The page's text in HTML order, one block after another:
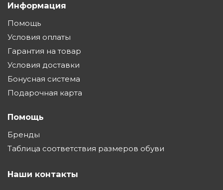
Информация
Помощь
Условия оплаты
Гарантия на товар
Условия доставки
Бонусная система
Подарочная карта
Помощь
Бренды
Таблица соответствия размеров обуви
Наши контакты